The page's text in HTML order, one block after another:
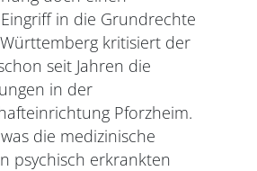
in die Grundrechte
kritisiert der
seit Jahren die
in der
Pforzheim.
die medizinische
psychisch erkrankten